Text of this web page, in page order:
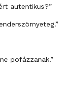
autentikus?”
pofázzanak.”